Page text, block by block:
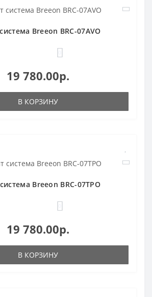
Breeon BRC-07AVO
19 780.00р.
В КОРЗИНУ
Breeon BRC-07TPO
19 780.00р.
В КОРЗИНУ